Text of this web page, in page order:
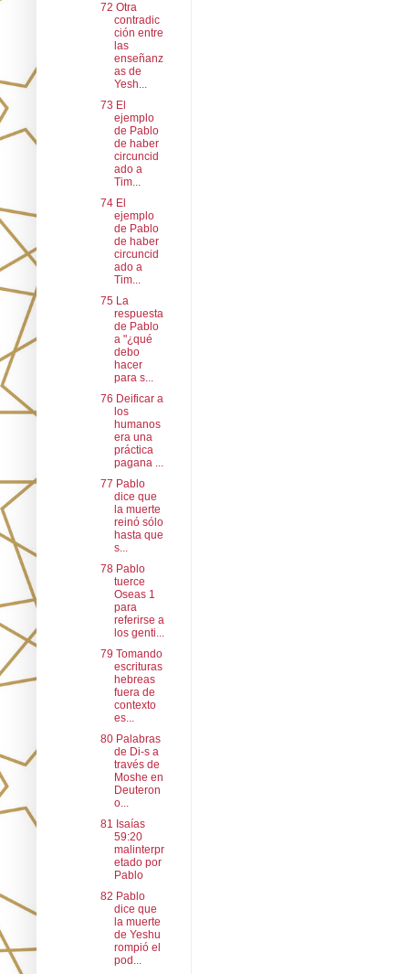
72 Otra
contradic
ción entre
las
enseñanz
as de
Yesh...
73 El
ejemplo
de Pablo
de haber
circuncid
ado a
Tim...
74 El
ejemplo
de Pablo
de haber
circuncid
ado a
Tim...
75 La
respuesta
de Pablo
a "¿qué
debo
hacer
para s...
76 Deificar a
los
humanos
era una
práctica
pagana ...
77 Pablo
dice que
la muerte
reinó sólo
hasta que
s...
78 Pablo
tuerce
Oseas 1
para
referirse a
los genti...
79 Tomando
escrituras
hebreas
fuera de
contexto
es...
80 Palabras
de Di-s a
través de
Moshe en
Deuteron
o...
81 Isaías
59:20
malinterpr
etado por
Pablo
82 Pablo
dice que
la muerte
de Yeshu
rompió el
pod...